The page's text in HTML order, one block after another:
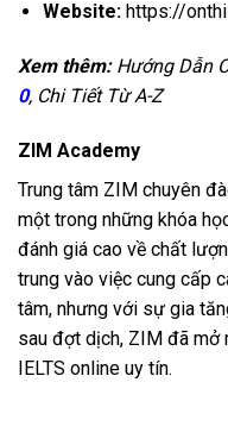
Website:https://
Xem thêm: Hướng Dẫn
0, Chi Tiết Từ A-Z
ZIM Academy
Trung tâm ZIM chuyên
một trong những khóa
đánh giá cao về chất
trung vào việc cung cấp
tâm, nhưng với sự gia
sau đợt dịch, ZIM đã mở
IELTS online uy tín.